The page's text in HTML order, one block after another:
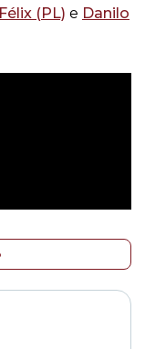
(PL) e Danilo